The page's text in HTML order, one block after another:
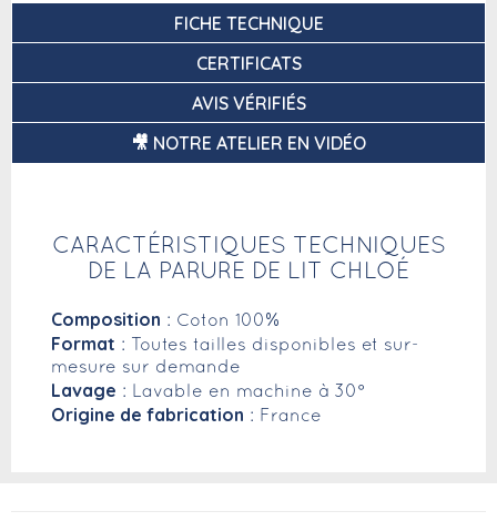
FICHE TECHNIQUE
CERTIFICATS
AVIS VÉRIFIÉS
🎥 NOTRE ATELIER EN VIDÉO
CARACTÉRISTIQUES TECHNIQUES
DE LA PARURE DE LIT CHLOÉ
Composition : Coton 100%
Format : Toutes tailles disponibles et sur-
mesure sur demande
Lavage : Lavable en machine à 30°
Origine de fabrication : France